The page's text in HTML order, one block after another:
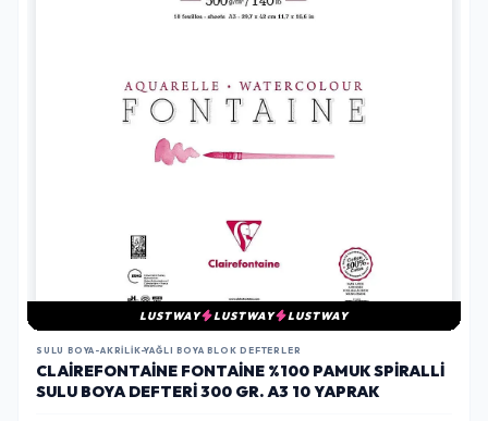
LUSTWAY LUSTWAY LUSTWAY
SULU BOYA-AKRILIK-YAĞLI BOYA BLOK DEFTERLER
CLAIREFONTAINE FONTAINE %100 PAMUK SPIRALLI
SULU BOYA DEFTERI 300 GR. A3 10 YAPRAK